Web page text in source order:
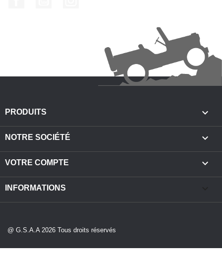
PRODUITS 
NOTRE SOCIÉTÉ 
VOTRE COMPTE 
INFORMATIONS
@ G.S.A.A 2026 Tous droits réservés